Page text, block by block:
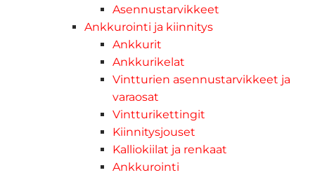
Asennustarvikkeet
Ankkurointi ja kiinnitys
Ankkurit
Ankkurikelat
Vintturien asennustarvikkeet ja
varaosat
Vintturikettingit
Kiinnitysjouset
Kalliokiilat ja renkaat
Ankkurointi